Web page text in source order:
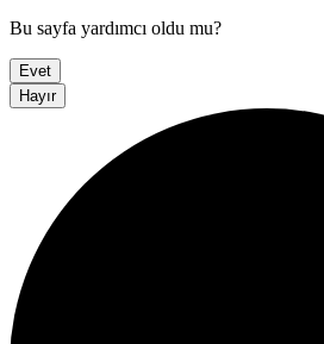
Bu sayfa yardımcı oldu mu?
Evet
Hayır